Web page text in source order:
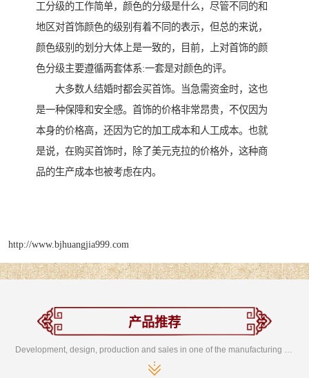
工分级的工作简单，颜色的分级是什么，尽管不同的和
地区对首饰颜色的级别有着不同的表示，但总的来说，
颜色级别的划分大体上是一致的，目前，上对首饰的颜
色分级主要遵循两套体系:一套是对颜色的评。
大多数人结婚时都会买首饰。当急需资金时，这也
是一种保障和安全感。首饰的价格非常昂贵，不仅因为
本身的价格高，还因为它的加工成本和人工成本。也就
是说，在购买首饰时，除了美元克拉的价格外，这种商
品的生产成本也被考虑在内。
http://www.bjhuangjia999.com
产品推荐